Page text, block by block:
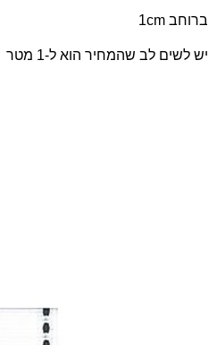
ברוחב 1cm
יש לשים לב שהמחיר הוא ל-1 מטר